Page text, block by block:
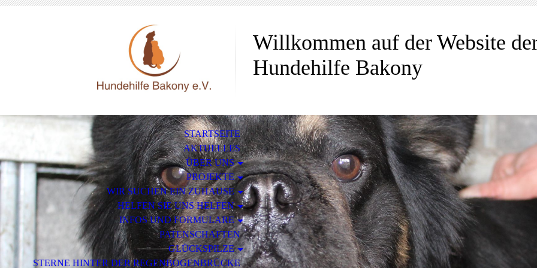
Willkommen auf der Website
Hundehilfe Bakony
STARTSEITE
AKTUELLES
ÜBER UNS
PROJEKTE
WIR SUCHEN EIN ZUHAUSE
HELFEN SIE UNS HELFEN
INFOS UND FORMULARE
PATENSCHAFTEN
GLÜCKSPILZE
STERNE HINTER DER REGENBOGENBRÜCKE